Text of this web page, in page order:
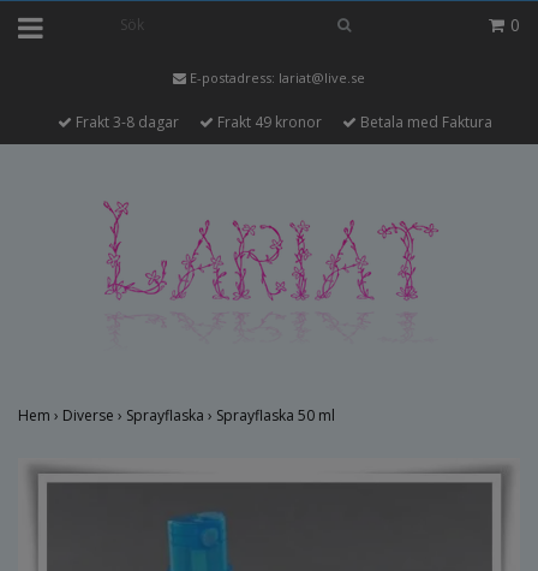
0
E-postadress: lariat@live.se
Frakt 3-8 dagar Frakt 49 kronor Betala med Faktura
Hem › Diverse › Sprayflaska › Sprayflaska 50 ml